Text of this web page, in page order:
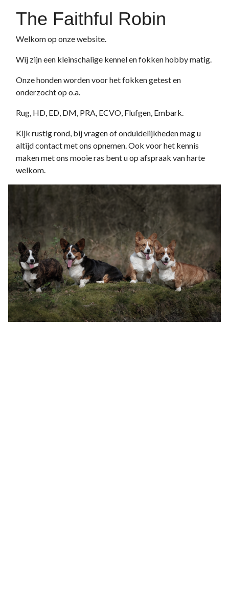
The Faithful Robin
Welkom op onze website.
Wij zijn een kleinschalige kennel en fokken hobby matig.
Onze honden worden voor het fokken getest en
onderzocht op o.a.
Rug, HD, ED, DM, PRA, ECVO, Flufgen, Embark.
Kijk rustig rond, bij vragen of onduidelijkheden mag u
altijd contact met ons opnemen. Ook voor het kennis
maken met ons mooie ras bent u op afspraak van harte
welkom.